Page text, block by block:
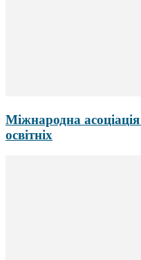
Міжнародна
освітніх